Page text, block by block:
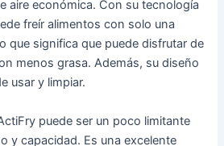
aire económica. Con su tecnología
freír alimentos con solo una
que significa que puede disfrutar de
menos grasa. Además, su diseño
usar y limpiar.
puede ser un poco limitante
y capacidad. Es una excelente